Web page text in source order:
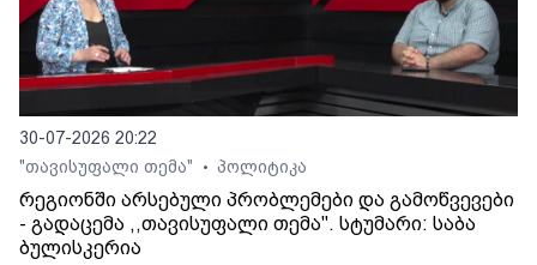
30-07-2026 20:22
"თავისუფალი თემა"
• პოლიტიკა
რეგიონში არსებული პრობლემები და გამოწვევები
- გადაცემა ,,თავისუფალი თემა". სტუმარი: საბა
ბულისკერია